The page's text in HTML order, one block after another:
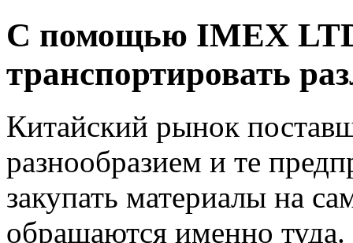
С помощью IMEX
транспортировать
Китайский рынок
разнообразием и те
закупать материалы на
обращаются именно